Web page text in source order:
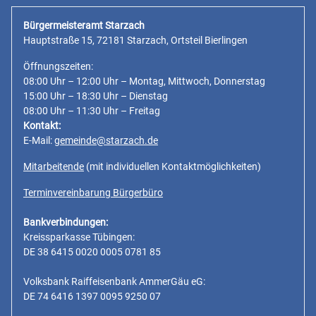
Bürgermeisteramt Starzach
Hauptstraße 15, 72181 Starzach, Ortsteil Bierlingen
Öffnungszeiten:
08:00 Uhr – 12:00 Uhr – Montag, Mittwoch, Donnerstag
15:00 Uhr – 18:30 Uhr – Dienstag
08:00 Uhr – 11:30 Uhr – Freitag
Kontakt:
E-Mail:gemeinde@starzach.de
Mitarbeitende (mit individuellen Kontaktmöglichkeiten)
Terminvereinbarung Bürgerbüro
Bankverbindungen:
Kreissparkasse Tübingen:
DE 38 6415 0020 0005 0781 85
Volksbank Raiffeisenbank AmmerGäu eG:
DE 74 6416 1397 0095 9250 07